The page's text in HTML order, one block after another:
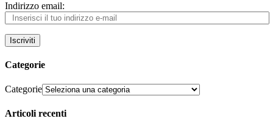
Indirizzo email:
Iscriviti
Categorie
Categorie
Articoli recenti